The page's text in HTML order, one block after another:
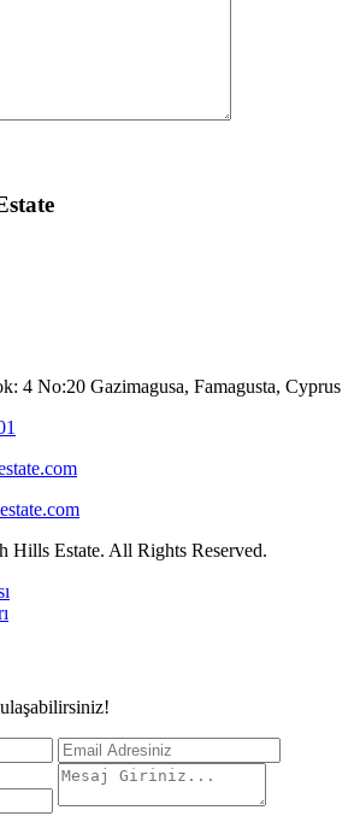
4 No:20 Gazimagusa, Famagusta, Cyprus
Hills Estate. All Rights Reserved.